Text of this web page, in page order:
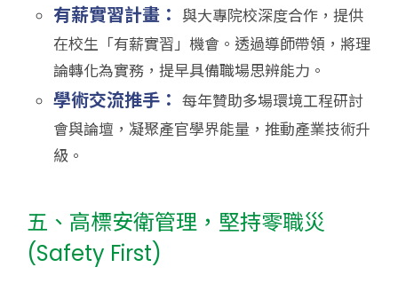
有薪實習計畫： 與大專院校深度合作，提供
在校生「有薪實習」機會。透過導師帶領，將理
論轉化為實務，提早具備職場思辨能力。
學術交流推手： 每年贊助多場環境工程研討
會與論壇，凝聚產官學界能量，推動產業技術升
級。
五、高標安衛管理，堅持零職災
(Safety First)